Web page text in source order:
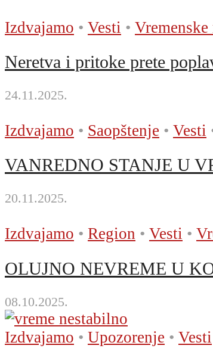
Izdvajamo • Vesti • Vremenske
Neretva i pritoke prete
24.11.2025.
Izdvajamo • Saopštenje • Vesti
VANREDNO STANJE U
20.11.2025.
Izdvajamo • Region • Vesti •
OLUJNO NEVREME U
08.10.2025.
Izdvajamo • Upozorenje • Vesti